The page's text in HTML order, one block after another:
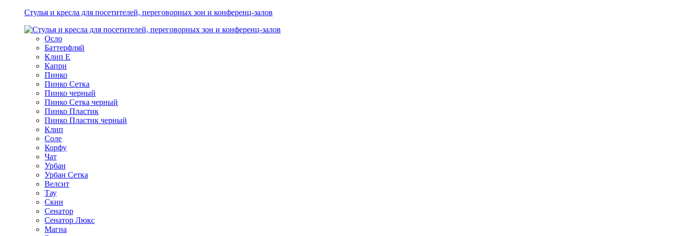
Стулья и кресла для посетителей, переговорных зон и конференц-залов
Осло
Баттерфляй
Клип Е
Капри
Пинко
Пинко Сетка
Пинко черный
Пинко Сетка черный
Пинко Пластик
Пинко Пластик черный
Клип
Соле
Корфу
Чат
Урбан
Урбан Сетка
Велсит
Тау
Скин
Сенатор
Сенатор Люкс
Магна